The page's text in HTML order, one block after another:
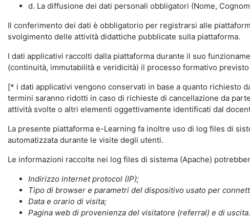
d. La diffusione dei dati personali obbligatori (Nome,
Il conferimento dei dati è obbligatorio per registrarsi alle
svolgimento delle attività didattiche pubblicate sulla piattaforma.
I dati applicativi raccolti dalla piattaforma durante il suo
(continuità, immutabilità e veridicità) il processo formativo
[* i dati applicativi vengono conservati in base a quanto richiesto
termini saranno ridotti in caso di richieste di cancellazione da
attività svolte o altri elementi oggettivamente identificati dal
La presente piattaforma e-Learning fa inoltre uso di log files di
automatizzata durante le visite degli utenti.
Le informazioni raccolte nei log files di sistema (Apache)
Indirizzo internet protocol (IP);
Tipo di browser e parametri del dispositivo usato per
Data e orario di visita;
Pagina web di provenienza del visitatore (referral) e di uscita.